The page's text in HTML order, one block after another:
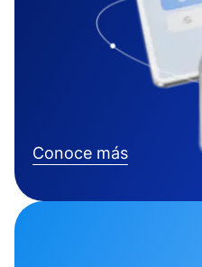
Conoce más